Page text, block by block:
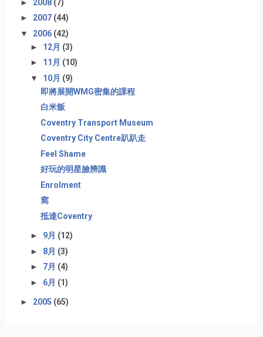
► 2008 (7)
► 2007 (44)
▼ 2006 (42)
► 12月 (3)
► 11月 (10)
▼ 10月 (9)
即將展開WMG密集的課程
白米飯
Coventry Transport Museum
Coventry City Centre趴趴走
Feel Shame
好玩的明星臉辨識
Enrolment
窩
抵達Coventry
► 9月 (12)
► 8月 (3)
► 7月 (4)
► 6月 (1)
► 2005 (65)